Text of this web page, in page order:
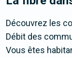
Découvrez les
Débit des
Vous êtes